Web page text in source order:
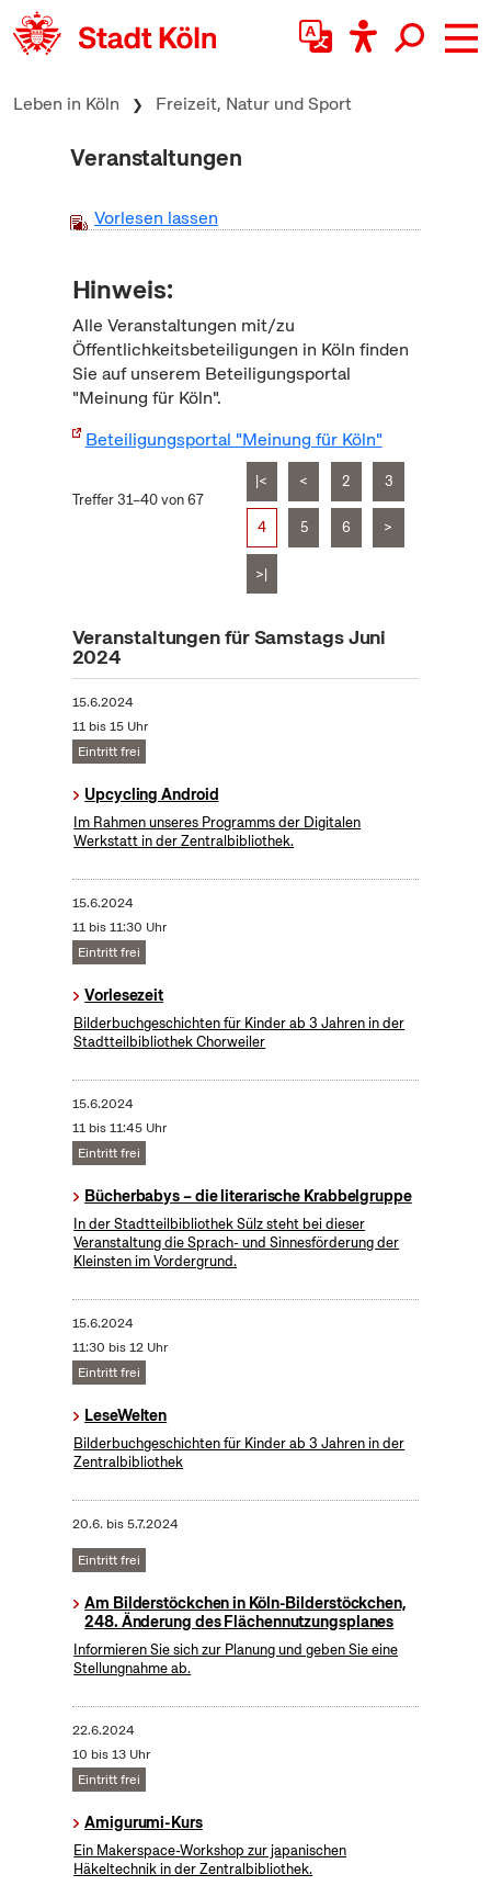
zum Inhalt springen
Leben in Köln Freizeit, Natur und Sport
Veranstaltungen
Vorlesen lassen
Hinweis:
Alle Veranstaltungen mit/zu
Öffentlichkeitsbeteiligungen in Köln finden
Sie auf unserem Beteiligungsportal
"Meinung für Köln".
Beteiligungsportal "Meinung für Köln"
Treffer 31–40 von 67
|< < 2 3
4 5 6 >
>|
Veranstaltungen für Samstags Juni
2024
15.6.2024
11 bis 15 Uhr
Eintritt frei
Upcycling Android
Im Rahmen unseres Programms der Digitalen
Werkstatt in der Zentralbibliothek.
15.6.2024
11 bis 11:30 Uhr
Eintritt frei
Vorlesezeit
Bilderbuchgeschichten für Kinder ab 3 Jahren in der
Stadtteilbibliothek Chorweiler
15.6.2024
11 bis 11:45 Uhr
Eintritt frei
Bücherbabys – die literarische Krabbelgruppe
In der Stadtteilbibliothek Sülz steht bei dieser
Veranstaltung die Sprach- und Sinnesförderung der
Kleinsten im Vordergrund.
15.6.2024
11:30 bis 12 Uhr
Eintritt frei
LeseWelten
Bilderbuchgeschichten für Kinder ab 3 Jahren in der
Zentralbibliothek
20.6. bis5.7.2024
Eintritt frei
Am Bilderstöckchen in Köln-Bilderstöckchen,
248. Änderung des Flächennutzungsplanes
Informieren Sie sich zur Planung und geben Sie eine
Stellungnahme ab.
22.6.2024
10 bis 13 Uhr
Eintritt frei
Amigurumi-Kurs
Ein Makerspace-Workshop zur japanischen
Häkeltechnik in der Zentralbibliothek.